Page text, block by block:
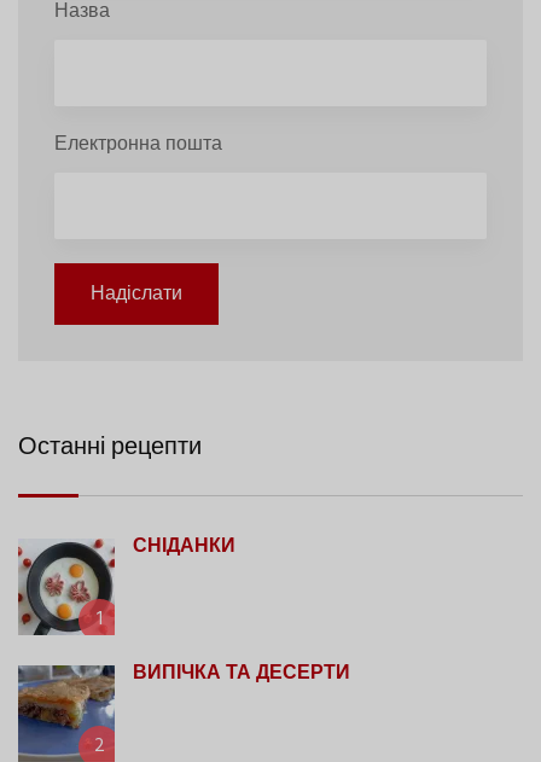
Назва
Електронна пошта
Надіслати
Останні рецепти
1
СНІДАНКИ
2
ВИПІЧКА ТА ДЕСЕРТИ